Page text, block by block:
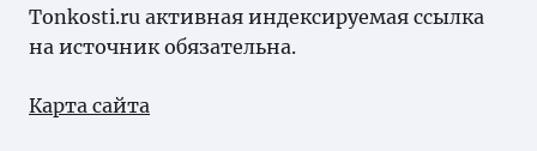
Tonkosti.ru активная индексируемая ссылка
на источник обязательна.
Карта сайта